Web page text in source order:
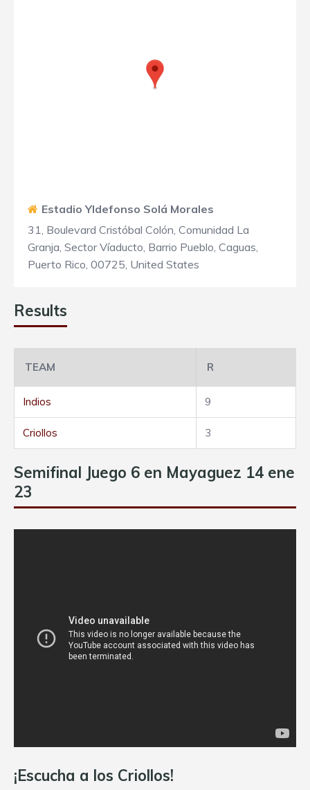
Estadio Yldefonso Solá Morales
31, Boulevard Cristóbal Colón, Comunidad La
Granja, Sector Víaducto, Barrio Pueblo, Caguas,
Puerto Rico, 00725, United States
Results
TEAM R
Indios 9
Criollos 3
Semifinal Juego 6 en Mayaguez 14 ene
23
¡Escucha a los Criollos!